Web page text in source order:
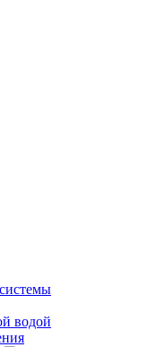
водой